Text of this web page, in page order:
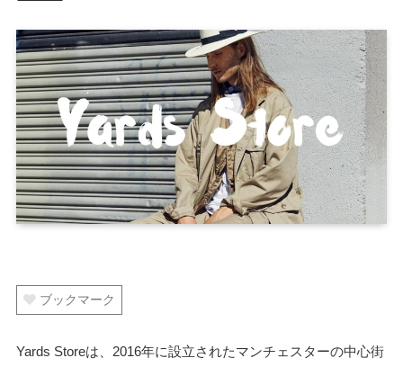
ブックマーク
Yards Storeは、2016年に設立されたマンチェスターの中心街